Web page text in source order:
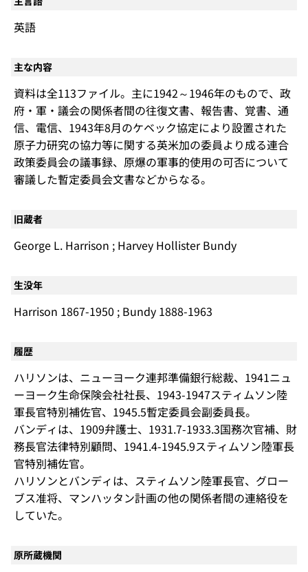
英語
主な内容
資料は全113ファイル。主に1942～1946年のもので、政
府・軍・議会の関係者間の往復文書、報告書、覚書、通
信、電信、1943年8月のケベック協定により設置された
原子力研究の協力等に関する英米加の委員より成る連合
政策委員会の議事録、原爆の軍事的使用の可否について
審議した暫定委員会文書などからなる。
旧蔵者
George L. Harrison ; Harvey Hollister Bundy
生没年
Harrison 1867-1950 ; Bundy 1888-1963
履歴
ハリソンは、ニューヨーク連邦準備銀行総裁、1941ニュ
ーヨーク生命保険会社社長、1943-1947スティムソン陸
軍長官特別補佐官、1945.5暫定委員会副委員長。
バンディは、1909弁護士、1931.7-1933.3国務次官補、財
務長官法律特別顧問、1941.4-1945.9スティムソン陸軍長
官特別補佐官。
ハリソンとバンディは、スティムソン陸軍長官、グロー
ブス准将、マンハッタン計画の他の関係者間の連絡役を
していた。
原所蔵機関